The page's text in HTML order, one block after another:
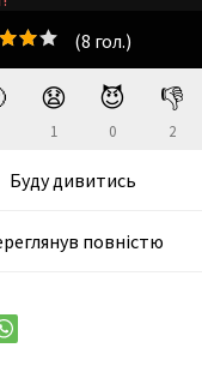
😧
1
😈
0
👎
2
Буду дивитись
повністю
(8 гол.)